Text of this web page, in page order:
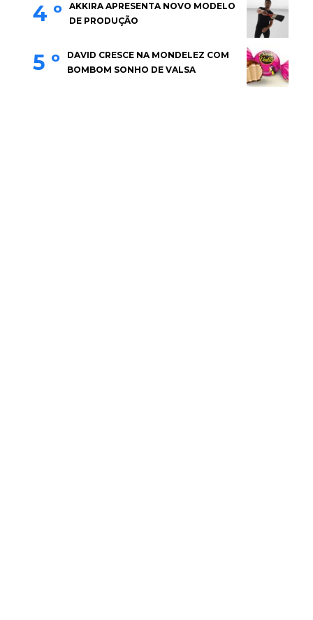
4 º
AKKIRA APRESENTA NOVO MODELO
DE PRODUÇÃO
5 º
DAVID CRESCE NA MONDELEZ COM
BOMBOM SONHO DE VALSA